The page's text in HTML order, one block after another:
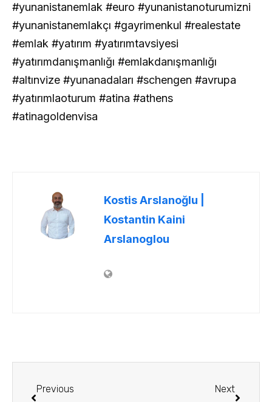
#yunanistanemlak #euro #yunanistanoturumizni
#yunanistanemlakçı #gayrimenkul #realestate
#emlak #yatırım #yatırımtavsiyesi
#yatırımdanışmanlığı #emlakdanışmanlığı
#altınvize #yunanadaları #schengen #avrupa
#yatırımlaoturum #atina #athens
#atinagoldenvisa
Kostis Arslanoğlu |
Kostantin Kaini
Arslanoglou
Previous Next